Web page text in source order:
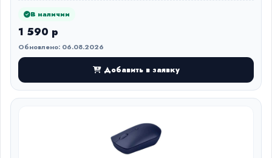
В наличии
1 590 р
Обновлено: 06.08.2026
Добавить в заявку